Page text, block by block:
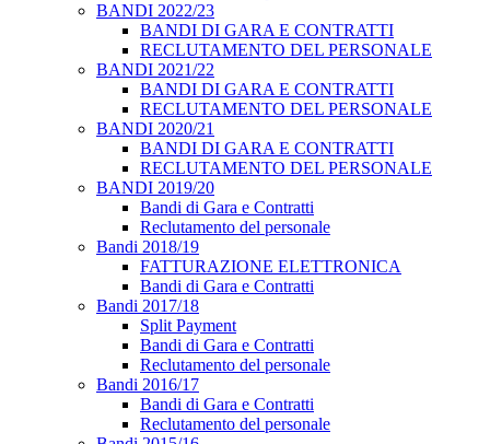
BANDI 2022/23
BANDI DI GARA E CONTRATTI
RECLUTAMENTO DEL PERSONALE
BANDI 2021/22
BANDI DI GARA E CONTRATTI
RECLUTAMENTO DEL PERSONALE
BANDI 2020/21
BANDI DI GARA E CONTRATTI
RECLUTAMENTO DEL PERSONALE
BANDI 2019/20
Bandi di Gara e Contratti
Reclutamento del personale
Bandi 2018/19
FATTURAZIONE ELETTRONICA
Bandi di Gara e Contratti
Bandi 2017/18
Split Payment
Bandi di Gara e Contratti
Reclutamento del personale
Bandi 2016/17
Bandi di Gara e Contratti
Reclutamento del personale